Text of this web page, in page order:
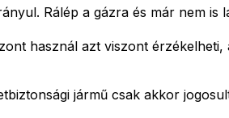
Rálép a gázra és már nem is
használ azt viszont
jármű csak akkor